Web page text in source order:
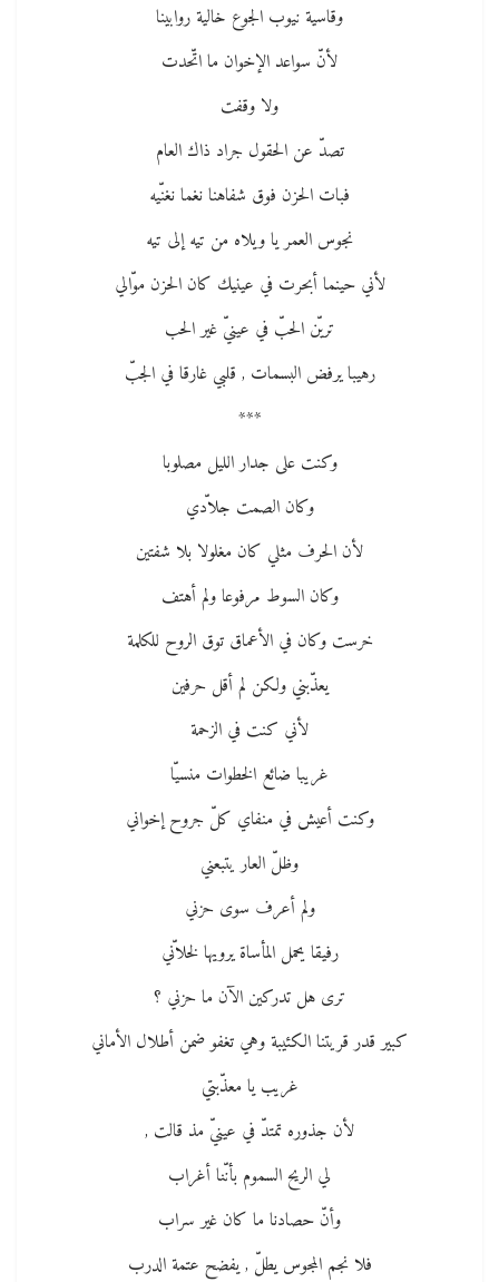
وقاسية نيوب الجوع خالية روابينا
لأنّ سواعد الإخوان ما اتّحدت
ولا وقفت
تصدّ عن الحقول جراد ذاك العام
فبات الحزن فوق شفاهنا نغما نغنّيه
نجوس العمر يا ويلاه من تيه إلى تيه
لأني حينما أبحرت في عينيك كان الحزن موّالي
تريّن الحبّ في عينيّ غير الحب
رهيبا يرفض البسمات , قلبي غارقا في الجبّ
***
وكنت على جدار الليل مصلوبا
وكان الصمت جلاّدي
لأن الحرف مثلي كان مغلولا بلا شفتين
وكان السوط مرفوعا ولم أهتف
خرست وكان في الأعماق توق الروح للكلمة
يعذّبني ولكن لم أقل حرفين
لأني كنت في الزحمة
غريبا ضائع الخطوات منسيّا
وكنت أعيش في منفاي كلّ جروح إخواني
وظلّ العار يتبعني
ولم أعرف سوى حزني
رفيقا يحمل المأساة يرويها لخلاّني
ترى هل تدركين الآن ما حزني ؟
كبير قدر قريتنا الكئيبة وهي تغفو ضمن أطلال الأماني
غريب يا معذّبتي
لأن جذوره تمتدّ في عينيّ مذ قالت ,
لي الريح السموم بأنّنا أغراب
وأنّ حصادنا ما كان غير سراب
فلا نجم المجوس يطلّ , يفضح عتمة الدرب